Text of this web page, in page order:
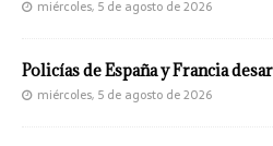
miércoles, 5 de agosto de 2026
Policías de España y Francia
miércoles, 5 de agosto de 2026